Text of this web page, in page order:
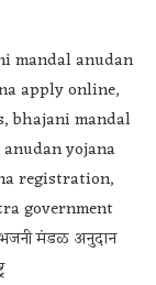
mandal anudan
apply online,
,bhajani mandal
yojana
registration,
government
भजनी मंडळ अनुदान